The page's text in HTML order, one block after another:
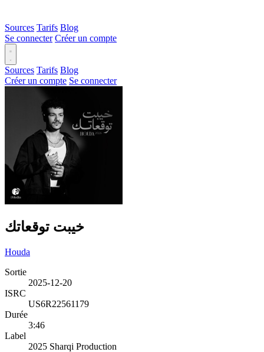
Sources Tarifs Blog
Se connecter Créer un compte
Sources Tarifs Blog
Créer un compte Se connecter
خيبت توقعاتك
Houda
Sortie
2025-12-20
ISRC
US6R22561179
Durée
3:46
Label
2025 Sharqi Production